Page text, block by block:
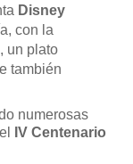
Disney
con la
un plato
también
numerosas
IV Centenario